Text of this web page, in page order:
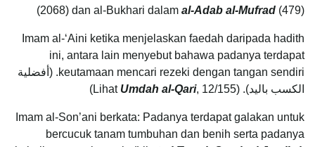
(2068) dan al-Bukhari dalam al-Adab al-Mufrad (479)
Imam al-‘Aini ketika menjelaskan faedah daripada hadith
ini, antara lain menyebut bahawa padanya terdapat
keutamaan mencari rezeki dengan tangan sendiri. (أفضلية
الكسب باليد). (Lihat
Umdah al-Qari, 12/155)
Imam al-Son’ani berkata: Padanya terdapat galakan untuk
bercucuk tanam tumbuhan dan benih serta padanya